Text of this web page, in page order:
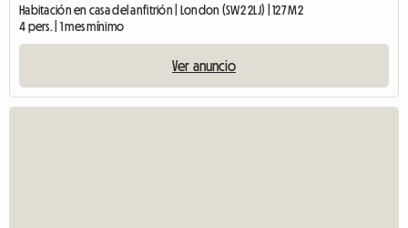
Habitación en casa del anfitrión | London (SW2 2LJ) | 127 M2
4 pers. | 1 mes mínimo
Ver anuncio